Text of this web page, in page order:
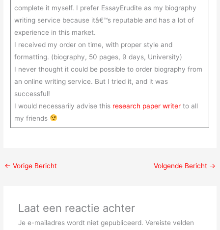
complete it myself. I prefer EssayErudite as my biography
writing service because itâ€™s reputable and has a lot of
experience in this market.
I received my order on time, with proper style and
formatting. (biography, 50 pages, 9 days, University)
I never thought it could be possible to order biography from
an online writing service. But I tried it, and it was
successful!
I would necessarily advise this research paper writerto all
my friends
← Vorige Bericht Volgende Bericht →
Laat een reactie achter
Je e-mailadres wordt niet gepubliceerd. Vereiste velden